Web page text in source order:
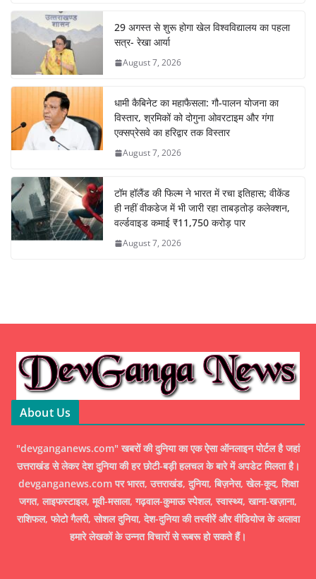
29 अगस्त से शुरू होगा खेल विश्वविद्यालय का पहला
सत्र- रेखा आर्या
August 7, 2026
धामी कैबिनेट का महाफैसला: गौ-पालन योजना का
विस्तार, श्रमिकों को दोगुना ओवरटाइम और गंगा
एक्सप्रेसवे का हरिद्वार तक विस्तार
August 7, 2026
टॉम हॉलैंड की फिल्म ने भारत में रचा इतिहास; वीकेंड
ही नहीं वीकडेज में भी जारी रहा ताबड़तोड़ कलेक्शन,
वर्ल्डवाइड कमाई ₹11,750 करोड़ पार
August 7, 2026
About Us
"devganganews.com" खबरों की दुनिया का एक ऐसा ऑनलाइन पोर्टल है जहां
उत्तराखंड से लेकर देश दुनिया की हर छोटी-बड़ी हलचल के बारे में अपडेट मिलता है।
devganganews.com पर भारत, उत्तराखंड, दुनिया, बिज़नेस, खेल-कूद, शिक्षा
जगत, लाइफस्टाइल, मूवी-मसाला, गढ़वाल-कुमाऊ स्पेशल, स्वास्थ्य, खाना-खज़ाना,
राशिफल, फोटो गैलरी, सोशल दुनिया, देश-दुनिया की तस्वीरें और वीडियोज के अलावा
हमारे लेखकों के उन्नत विचारों से रूबरू हो सकते हैं।